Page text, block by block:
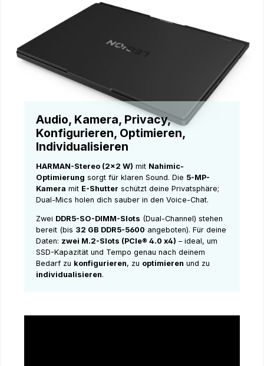
Audio, Kamera, Privacy,
Konfigurieren, Optimieren,
Individualisieren
HARMAN-Stereo (2×2 W) mit Nahimic-
Optimierung sorgt für klaren Sound. Die 5-MP-
Kamera mit E-Shutter schützt deine Privatsphäre;
Dual-Mics holen dich sauber in den Voice-Chat.
Zwei DDR5-SO-DIMM-Slots (Dual-Channel) stehen
bereit (bis 32 GB DDR5-5600 angeboten). Für deine
Daten: zwei M.2-Slots (PCIe® 4.0 x4) – ideal, um
SSD-Kapazität und Tempo genau nach deinem
Bedarf zu konfigurieren, zu optimieren und zu
individualisieren.